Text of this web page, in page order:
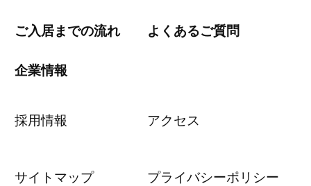
ご入居までの流れ よくあるご質問
企業情報
採用情報 アクセス
サイトマップ プライバシーポリシー